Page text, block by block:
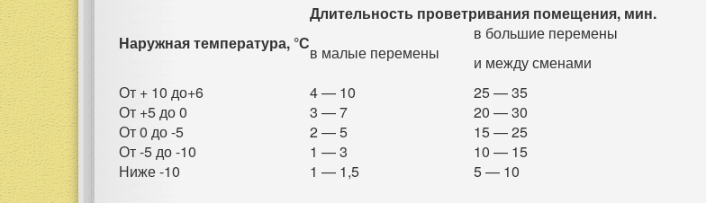
Наружная температура, °С
Длительность проветривания помещения, мин.
в малые перемены
в большие перемены
и между сменами
От + 10 до+6
4 — 10
25 — 35
От +5 до 0
3 — 7
20 — 30
От 0 до -5
2 — 5
15 — 25
От -5 до -10
1 — 3
10 — 15
Ниже -10
1 — 1,5 5 — 10